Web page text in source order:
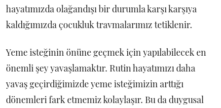
hayatımızda olağandışı bir durumla karşı karşıya
kaldığımızda çocukluk travmalarımız tetiklenir.
Yeme isteğinin önüne geçmek için yapılabilecek en
önemli şey yavaşlamaktır. Rutin hayatımızı daha
yavaş geçirdiğimizde yeme isteğimizin arttığı
dönemleri fark etmemiz kolaylaşır. Bu da duygusal